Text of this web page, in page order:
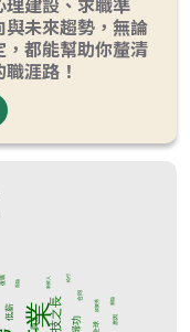
未來趨勢，無論
都能幫助你釐清
涯路！